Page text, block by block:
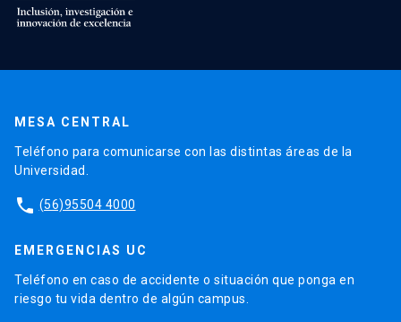
MESA CENTRAL
Teléfono para comunicarse con las distintas áreas de la
Universidad.
phone (56)95504 4000
EMERGENCIAS UC
Teléfono en caso de accidente o situación que ponga en
riesgo tu vida dentro de algún campus.